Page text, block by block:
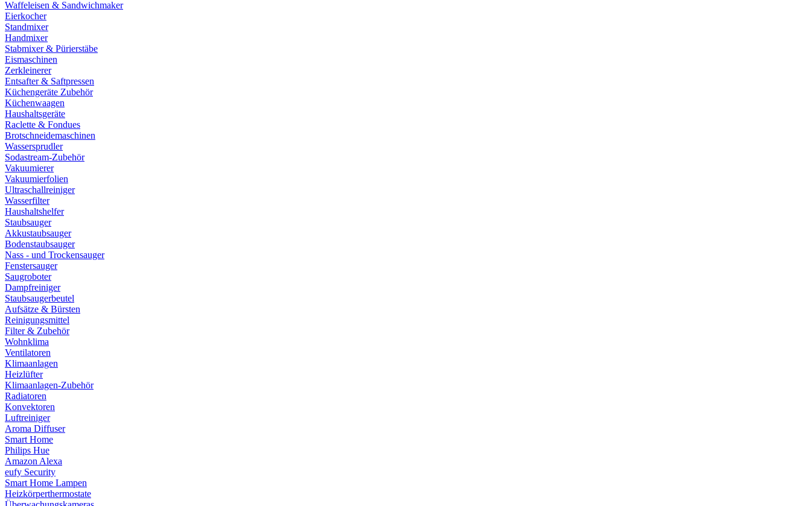
Waffeleisen & Sandwichmaker
Eierkocher
Standmixer
Handmixer
Stabmixer & Pürierstäbe
Eismaschinen
Zerkleinerer
Entsafter & Saftpressen
Küchengeräte Zubehör
Küchenwaagen
Haushaltsgeräte
Raclette & Fondues
Brotschneidemaschinen
Wassersprudler
Sodastream-Zubehör
Vakuumierer
Vakuumierfolien
Ultraschallreiniger
Wasserfilter
Haushaltshelfer
Staubsauger
Akkustaubsauger
Bodenstaubsauger
Nass - und Trockensauger
Fenstersauger
Saugroboter
Dampfreiniger
Staubsaugerbeutel
Aufsätze & Bürsten
Reinigungsmittel
Filter & Zubehör
Wohnklima
Ventilatoren
Klimaanlagen
Heizlüfter
Klimaanlagen-Zubehör
Radiatoren
Konvektoren
Luftreiniger
Aroma Diffuser
Smart Home
Philips Hue
Amazon Alexa
eufy Security
Smart Home Lampen
Heizkörperthermostate